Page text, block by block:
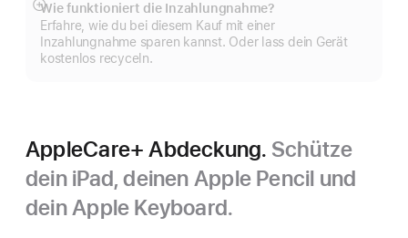
Wie funktioniert die Inzahlungnahme?
Erfahre, wie du bei diesem Kauf mit einer
Inzahlungnahme sparen kannst. Oder lass dein Gerät
kostenlos recyceln.
Mehr
anzeigen
AppleCare+ Abdeckung. Schütze
dein iPad, deinen Apple Pencil und
dein Apple Keyboard.